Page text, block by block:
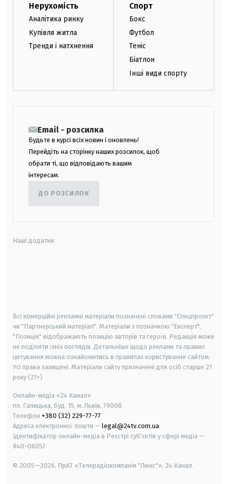
Нерухомість
Аналітика ринку
Купівля житла
Тренди і натхнення
Спорт
Бокс
Футбол
Теніс
Біатлон
Інші види спорту
Email - розсилка
Будьте в курсі всіх новин і оновлень!
Перейдіть на сторінку наших розсилок, щоб
обрати ті, що відповідають вашим
інтересам.
ДО РОЗСИЛОК
Наші додатки:
Всі комерційні рекламні матеріали позначені словами "Спецпроєкт"
чи "Партнерський матеріал". Матеріали з позначкою "Експерт",
"Позиція" відображають позицію авторів та героїв. Редакція може
не поділяти їхніх поглядів. Детальніше щодо реклами та правил
цитування можна ознайомитись в правилах користування сайтом.
Усі права захищені. Матеріали сайту призначені для осіб старше 21
року (21+)
Онлайн-медіа «24 Канал»
пл. Галицька, буд. 15, м. Львів, 79008
Телефон +380 (32) 229-77-77
Адреса електронної пошти — legal@24tv.com.ua
Ідентифікатор онлайн-медіа в Реєстрі суб'єктів у сфері медіа —
R40-06057
© 2005—2026, ПрАТ «Телерадіокомпанія "Люкс"», 24 Канал.